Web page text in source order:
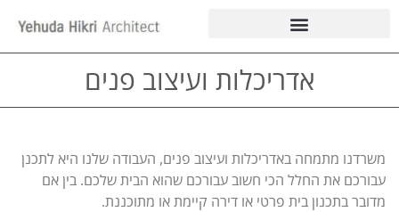
אדריכלות ועיצוב פנים
משרדנו מתמחה באדריכלות ועיצוב פנים, העבודה שלנו היא לתכנן
עבורכם את החלל הכי חשוב עבורכם שהוא הבית שלכם. בין אם
מדובר בתכנון בית פרטי או דירה קיימת או מתוכננת.